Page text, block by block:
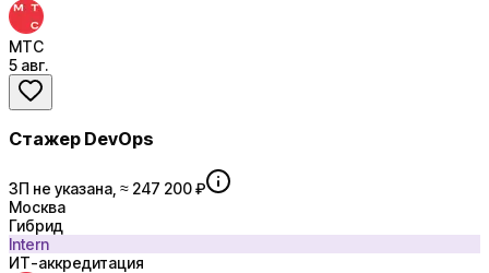
МТС
5 авг.
Стажер DevOps
ЗП не указана, ≈ 247 200 ₽
Москва
Гибрид
Intern
ИТ-аккредитация